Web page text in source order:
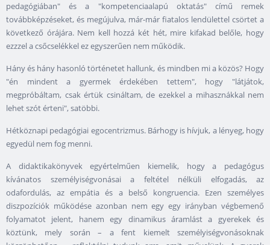
pedagógiában" és a "kompetenciaalapú oktatás" című remek
továbbképzéseket, és megújulva, már-már fiatalos lendülettel csörtet a
következő órájára. Nem kell hozzá két hét, mire kifakad belőle, hogy
ezzzel a csőcselékkel ez egyszerűen nem működik.
Hány és hány hasonló történetet hallunk, és mindben mi a közös? Hogy
"én mindent a gyermek érdekében tettem", hogy "látjátok,
megpróbáltam, csak értük csináltam, de ezekkel a mihasznákkal nem
lehet szót érteni", satöbbi.
Hétköznapi pedagógiai egocentrizmus. Bárhogy is hívjuk, a lényeg, hogy
egyedül nem fog menni.
A didaktikakönyvek egyértelműen kiemelik, hogy a pedagógus
kívánatos személyiségvonásai a feltétel nélküli elfogadás, az
odafordulás, az empátia és a belső kongruencia. Ezen személyes
diszpozíciók működése azonban nem egy egy irányban végbemenő
folyamatot jelent, hanem egy dinamikus áramlást a gyerekek és
köztünk, mely során – a fent kiemelt személyiségvonásoknak